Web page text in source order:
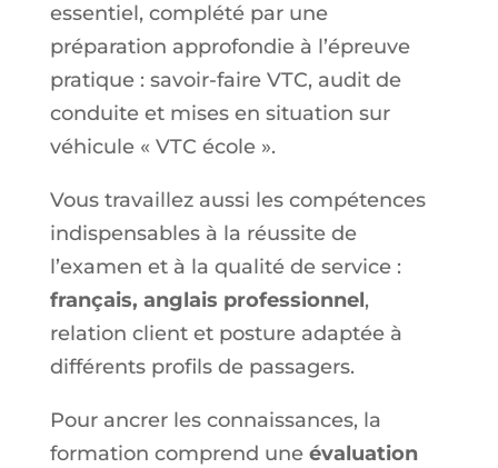
essentiel, complété par une
préparation approfondie à l’épreuve
pratique : savoir-faire VTC, audit de
conduite et mises en situation sur
véhicule « VTC école ».
Vous travaillez aussi les compétences
indispensables à la réussite de
l’examen et à la qualité de service :
français, anglais professionnel,
relation client et posture adaptée à
différents profils de passagers.
Pour ancrer les connaissances, la
formation comprend une évaluation